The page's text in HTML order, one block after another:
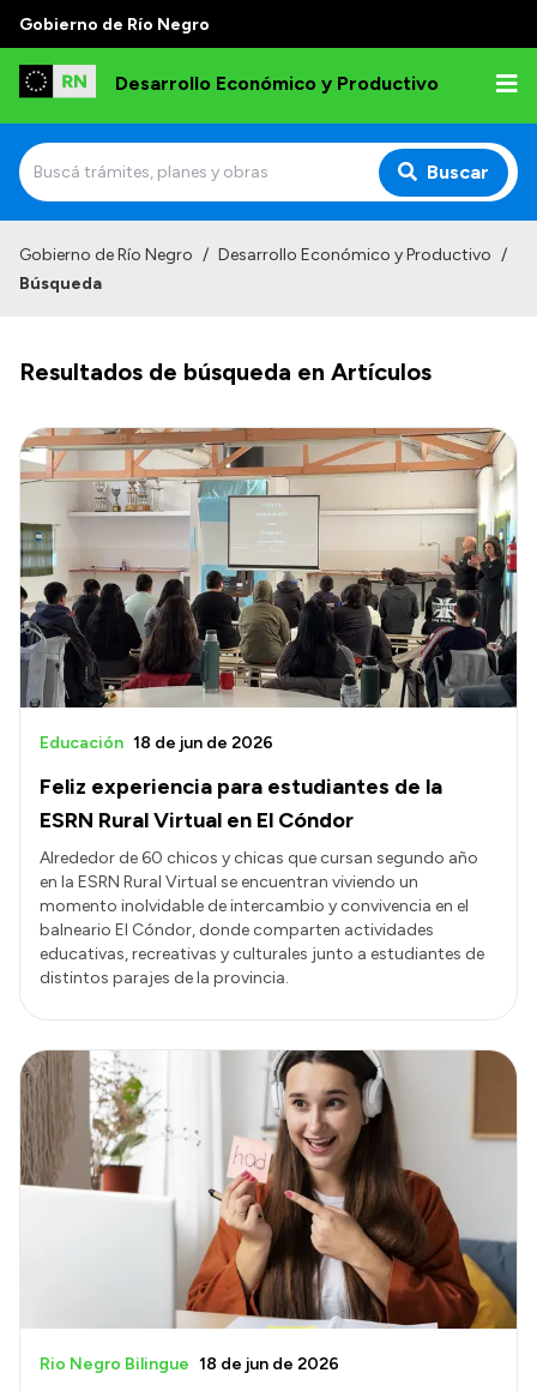
Gobierno de Río Negro
Desarrollo Económico y Productivo
Buscar
Delegaciones
Normativa
Transparencia
Presupuesto
Boletín Oficial
Compras y licitaciones
Consulta de expedientes
Consulta de pago a proveedores
Convocatorias
Intranet
Login
Gobierno de Río Negro / Desarrollo Económico y Productivo /
Búsqueda
Resultados de búsqueda en Artículos
Feliz experiencia para estudiantes de la
ESRN Rural Virtual en El Cóndor
Educación 18 de jun de 2026
Alrededor de 60 chicos y chicas que cursan segundo año
en la ESRN Rural Virtual se encuentran viviendo un
momento inolvidable de intercambio y convivencia en el
balneario El Cóndor, donde comparten actividades
educativas, recreativas y culturales junto a estudiantes de
distintos parajes de la provincia.
Rio Negro Bilingue 18 de jun de 2026